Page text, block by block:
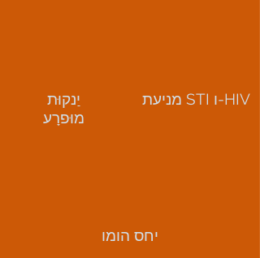
יַנקוּת
מוּפרָע
מניעת STI ו-HIV
יחס הומו